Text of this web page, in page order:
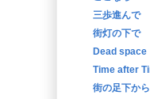
三歩進んで
街灯の下で
Dead space
Time after
街の足下から